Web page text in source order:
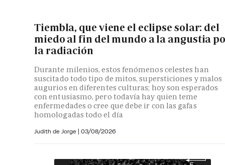
Tiembla, que viene el eclipse solar: del
miedo al fin del mundo a la angustia
la radiación
Durante milenios, estos fenómenos celestes han
suscitado todo tipo de mitos, supersticiones y malos
augurios en diferentes culturas; hoy son esperados
con entusiasmo, pero todavía hay quien teme
enfermedades o cree que debe ir con las gafas
homologadas todo el día
Judith de Jorge | 03/08/2026